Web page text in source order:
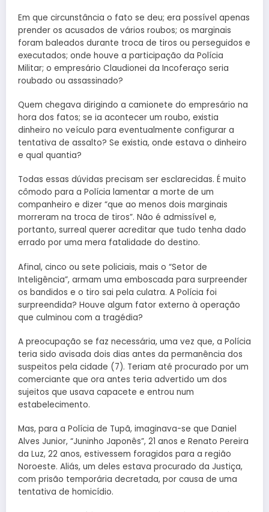
Em que circunstância o fato se deu; era possível apenas
prender os acusados de vários roubos; os marginais
foram baleados durante troca de tiros ou perseguidos e
executados; onde houve a participação da Polícia
Militar; o empresário Claudionei da Incoferaço seria
roubado ou assassinado?
Quem chegava dirigindo a camionete do empresário na
hora dos fatos; se ia acontecer um roubo, existia
dinheiro no veículo para eventualmente configurar a
tentativa de assalto? Se existia, onde estava o dinheiro
e qual quantia?
Todas essas dúvidas precisam ser esclarecidas. É muito
cômodo para a Polícia lamentar a morte de um
companheiro e dizer “que ao menos dois marginais
morreram na troca de tiros”. Não é admissível e,
portanto, surreal querer acreditar que tudo tenha dado
errado por uma mera fatalidade do destino.
Afinal, cinco ou sete policiais, mais o “Setor de
Inteligência”, armam uma emboscada para surpreender
os bandidos e o tiro sai pela culatra. A Polícia foi
surpreendida? Houve algum fator externo à operação
que culminou com a tragédia?
A preocupação se faz necessária, uma vez que, a Polícia
teria sido avisada dois dias antes da permanência dos
suspeitos pela cidade (7). Teriam até procurado por um
comerciante que ora antes teria advertido um dos
sujeitos que usava capacete e entrou num
estabelecimento.
Mas, para a Polícia de Tupã, imaginava-se que Daniel
Alves Junior, “Juninho Japonês”, 21 anos e Renato Pereira
da Luz, 22 anos, estivessem foragidos para a região
Noroeste. Aliás, um deles estava procurado da Justiça,
com prisão temporária decretada, por causa de uma
tentativa de homicídio.